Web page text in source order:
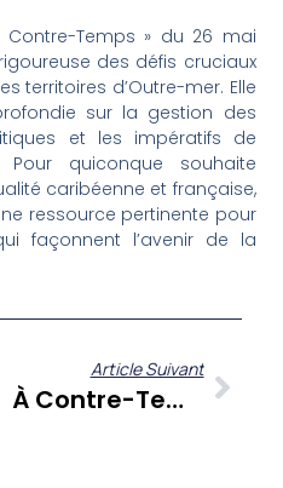
Contre-Temps » du 26 mai
des défis cruciaux
territoires d’Outre-mer. Elle
sur la gestion des
et les impératifs de
Pour quiconque souhaite
caribéenne et française,
ressource pertinente pour
façonnent l’avenir de la
Article Suivant
À Contre-Temps Du 5 Mai 2021 : Une Lecture Incisive Des Défis De La Caraïbe Par Gérard Dorwling-Carter Et Ses Chroniqueurs